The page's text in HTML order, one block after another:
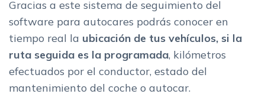
Gracias a este sistema de seguimiento del
software para autocares podrás conocer en
tiempo real la ubicación de tus vehículos, si la
ruta seguida es la programada, kilómetros
efectuados por el conductor, estado del
mantenimiento del coche o autocar.